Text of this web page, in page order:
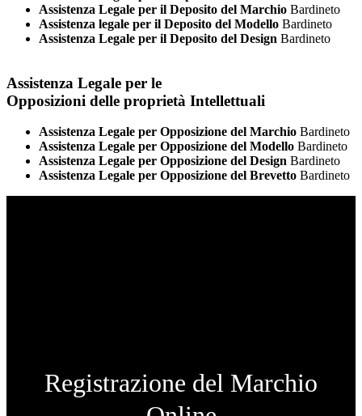
Assistenza Legale per il Deposito del Marchio Bardineto
Assistenza legale per il Deposito del Modello Bardineto
Assistenza Legale per il Deposito del Design Bardineto
Assistenza Legale per le
Opposizioni delle proprietà Intellettuali
Assistenza Legale per Opposizione del Marchio Bardineto
Assistenza Legale per Opposizione del Modello Bardineto
Assistenza Legale per Opposizione del Design Bardineto
Assistenza Legale per Opposizione del Brevetto Bardineto
Registrazione del Marchio